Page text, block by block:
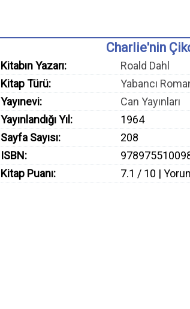
Charlie'nin
Kitabın Yazarı:
Roald Dahl
Kitap Türü:
Yabancı
Yayınevi:
Can Yayınları
Yayınlandığı Yıl:
1964
Sayfa Sayısı:
208
ISBN:
Kitap Puanı:
7.1 / 10 |